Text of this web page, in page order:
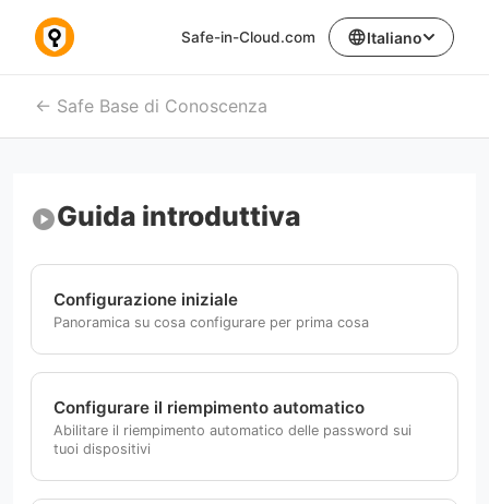
Safe-in-Cloud.com languageItaliano
Safe Base di Conoscenza
play_circleGuida introduttiva
Configurazione iniziale
Panoramica su cosa configurare per prima cosa
Configurare il riempimento automatico
Abilitare il riempimento automatico delle password sui
tuoi dispositivi